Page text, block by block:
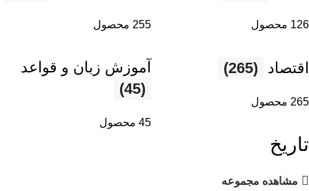
126 محصول 255 محصول
اقتصاد (265)
265 محصول
آموزش زبان و قواعد
(45)
45 محصول
تاریخ
مشاهده مجموعه